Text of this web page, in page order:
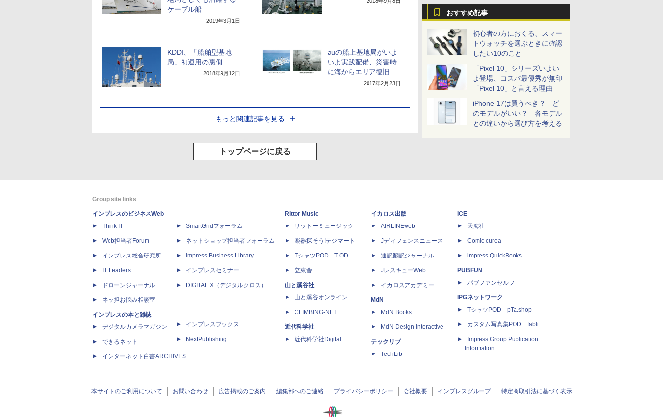
おすすめ記事
初心者の方におくる、スマー
トウォッチを選ぶときに確認
したい10のこと
「Pixel 10」シリーズいよい
よ登場、コスパ最優秀が無印
「Pixel 10」と言える理由
iPhone 17は買うべき？ ど
のモデルがいい？ 各モデル
との違いから選び方を考える
ケーブル船
2019年3月1日
KDDI、「船舶型基地
局」初運用の裏側
2018年9月12日
auの船上基地局がいよ
いよ実践配備、災害時
に海からエリア復旧
2017年2月23日
もっと関連記事を見る
トップページに戻る
Group site links
インプレスのビジネスWeb
Think IT
Web担当者Forum
インプレス総合研究所
IT Leaders
ドローンジャーナル
ネッ担お悩み相談室
インプレスの本と雑誌
デジタルカメラマガジン
できるネット
インターネット白書ARCHIVES
SmartGridフォーラム
ネットショップ担当者フォーラム
Impress Business Library
インプレスセミナー
DIGITAL X（デジタルクロス）
インプレスブックス
NextPublishing
Rittor Music
リットーミュージック
楽器探そう!デジマート
TシャツPOD T-OD
立東舎
山と溪谷社
山と溪谷オンライン
CLIMBING-NET
近代科学社
近代科学社Digital
イカロス出版
AIRLINEweb
Jディフェンスニュース
通訳翻訳ジャーナル
JレスキューWeb
イカロスアカデミー
MdN
MdN Books
MdN Design Interactive
テックリブ
TechLib
ICE
天海社
Comic curea
impress QuickBooks
PUBFUN
パブファンセルフ
IPGネットワーク
TシャツPOD pTa.shop
カスタム写真集POD fabli
Impress Group Publication
Information
本サイトのご利用について お問い合わせ 広告掲載のご案内 編集部へのご連絡 プライバシーポリシー 会社概要 インプレスグループ 特定商取引法に基づく表示